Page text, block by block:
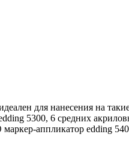
для нанесения на
5300, 6 средних
аппликатор edding